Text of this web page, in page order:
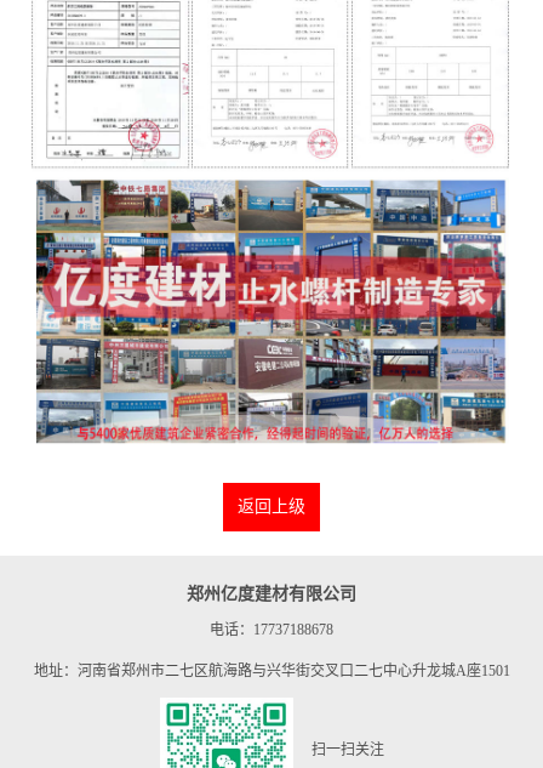
返回上级
郑州亿度建材有限公司
电话：17737188678
地址：河南省郑州市二七区航海路与兴华街交叉口二七中心升龙城A座1501
扫一扫关注